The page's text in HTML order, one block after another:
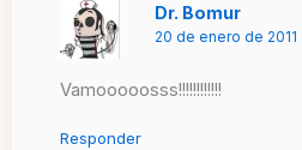
Dr. Bomur
20 de enero de 2011
Vamooooosss!!!!!!!!!!!!
Responder